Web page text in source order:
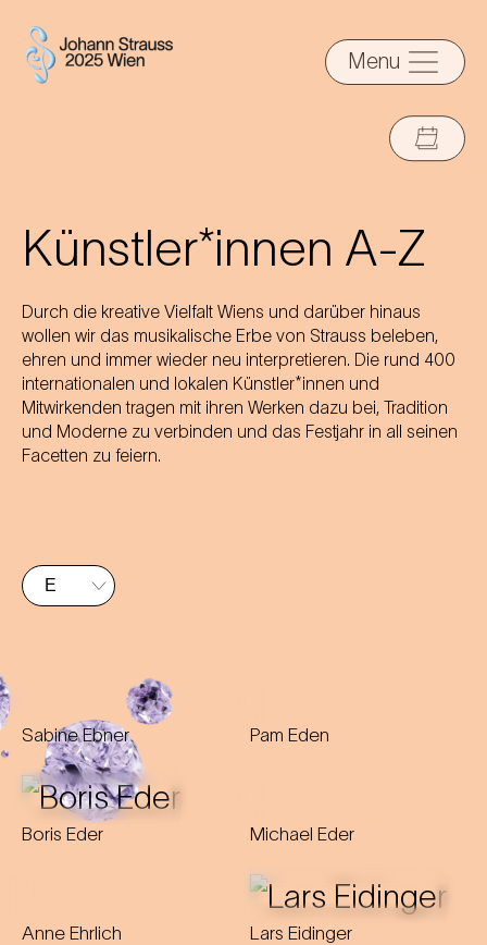
Menu
Künstler*innen A-Z
Durch die kreative Vielfalt Wiens und darüber hinaus
wollen wir das musikalische Erbe von Strauss beleben,
ehren und immer wieder neu interpretieren. Die rund 400
internationalen und lokalen Künstler*innen und
Mitwirkenden tragen mit ihren Werken dazu bei, Tradition
und Moderne zu verbinden und das Festjahr in all seinen
Facetten zu feiern.
Sabine Ebner Pam Eden
Boris Eder Michael Eder
Anne Ehrlich Lars Eidinger